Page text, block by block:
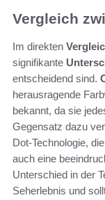
Vergleich
Im direkten
signifikante
entscheidend sind.
herausragende
bekannt, da sie
Gegensatz dazu
Dot-Technologie,
auch eine
Unterschied in der
Seherlebnis und